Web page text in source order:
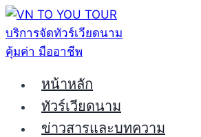
Skip
to
content
หน้าหลัก
ทัวร์เวียดนาม
ข่าวสารและบทความ